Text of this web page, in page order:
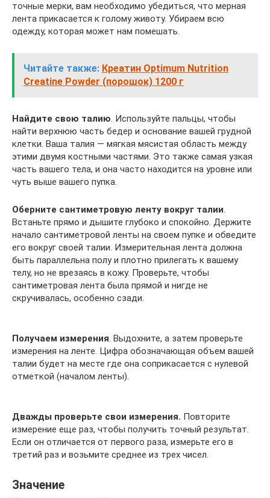
точные мерки, вам необходимо убедиться, что мерная
лента прикасается к голому животу. Убираем всю
одежду, которая может нам помешать.
Читайте также: Креатин Optimum Nutrition
Creatine Powder (порошок) 1200 г
Найдите свою талию. Используйте пальцы, чтобы
найти верхнюю часть бедер и основание вашей грудной
клетки. Ваша талия — мягкая мясистая область между
этими двумя костными частями. Это также самая узкая
часть вашего тела, и она часто находится на уровне или
чуть выше вашего пупка.
Оберните сантиметровую ленту вокруг талии.
Встаньте прямо и дышите глубоко и спокойно. Держите
начало сантиметровой ленты на своем пупке и обведите
его вокруг своей талии. Измерительная лента должна
быть параллельна полу и плотно прилегать к вашему
телу, но не врезаясь в кожу. Проверьте, чтобы
сантиметровая лента была прямой и нигде не
скручивалась, особенно сзади.
Получаем измерения. Выдохните, а затем проверьте
измерения на ленте. Цифра обозначающая объем вашей
талии будет на месте где она соприкасается с нулевой
отметкой (началом ленты).
Дважды проверьте свои измерения. Повторите
измерение еще раз, чтобы получить точный результат.
Если он отличается от первого раза, измерьте его в
третий раз и возьмите среднее из трех чисел.
Значение